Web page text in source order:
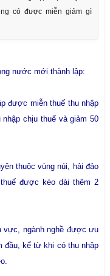
có được miễn giảm gì
nước mới thành lập:
được miễn thuế thu nhập
chịu thuế và giảm 50
thuộc vùng núi, hải đảo
được kéo dài thêm 2
vực, ngành nghề được ưu
đầu, kể từ khi có thu nhập